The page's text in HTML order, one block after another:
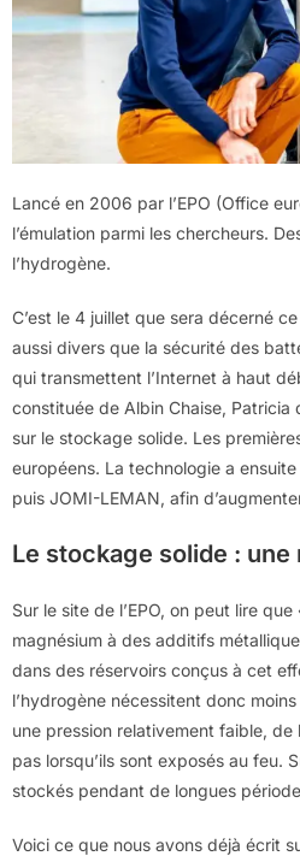
Lancé en 2006 par l’EPO (Office
l’émulation parmi les chercheurs.
l’hydrogène.
C’est le 4 juillet que sera décerné
aussi divers que la sécurité des
qui transmettent l’Internet à haut
constituée de Albin Chaise,
sur le stockage solide. Les
européens. La technologie a
puis JOMI-LEMAN, afin
Le stockage solide :
Sur le site de l’EPO, on peut lire
magnésium à des additifs
dans des réservoirs conçus à cet
l’hydrogène nécessitent donc
une pression relativement faible, de
pas lorsqu’ils sont exposés au feu.
stockés pendant de longues
Voici ce que nous avons déjà écrit